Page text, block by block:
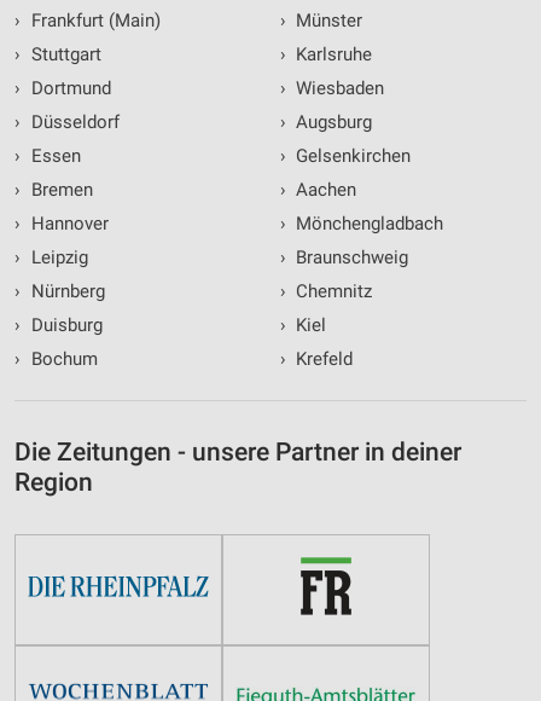
›
Frankfurt (Main)
› Stuttgart
›
Dortmund
›
Düsseldorf
›
Essen
›
Bremen
›
Hannover
›
Leipzig
›
Nürnberg
›
Duisburg
›
Bochum
› Münster
› Karlsruhe
› Wiesbaden
› Augsburg
› Gelsenkirchen
› Aachen
› Mönchengladbach
› Braunschweig
› Chemnitz
› Kiel
› Krefeld
Die Zeitungen - unsere Partner in deiner
Region